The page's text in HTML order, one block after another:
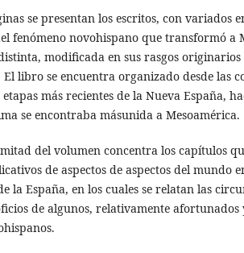
se presentan los escritos, con variados
fenómeno novohispano que transformó a
modificada en sus rasgos
libro se encuentra organizado desde las
más recientes de la Nueva España,
se encontraba másunida a Mesoamérica.
del volumen concentra los capítulos
de aspectos de aspectos del mundo
la España, en los cuales se relatan las
de algunos, relativamente afortunados